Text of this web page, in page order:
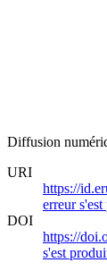
Diffusion
URI
https://
erreur
DOI
https://
s'est